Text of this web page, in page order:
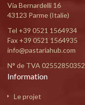
Via Bernardelli 16
43123 Parme (Italie)
Tel +39 0521 1564934
Fax +39 0521 1564935
info@pastariahub.com
N° de TVA 02552850352
Information
Le projet